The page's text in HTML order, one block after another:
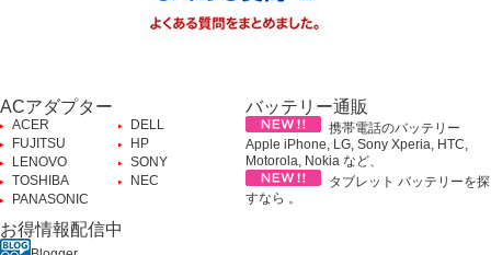
ACアダプター
ACER
DELL
FUJITSU
HP
LENOVO
SONY
TOSHIBA
NEC
PANASONIC
バッテリー通販
携帯電話のバッテリー
Apple iPhone, LG, Sony Xperia, HTC,
Motorola, Nokia など、
タブレット バッテリーを探
すなら 。
お得情報配信中